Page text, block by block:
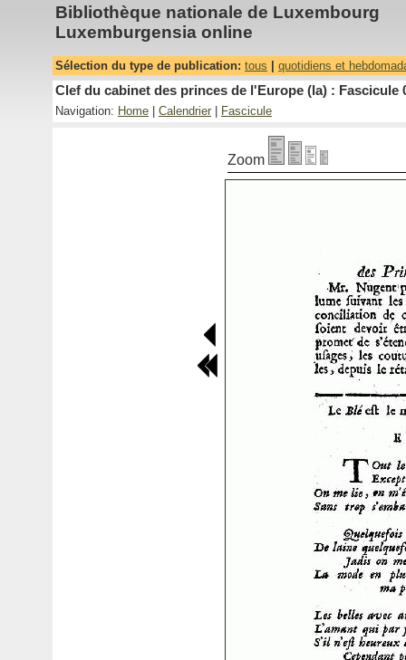
Bibliothèque nationale de Luxembourg
Luxemburgensia online
Sélection du type de publication: tous quotidiens et
Clef du cabinet des princes de l'Europe (la) : Fascicule
Navigation: Home Calendrier Fascicule
Zoom